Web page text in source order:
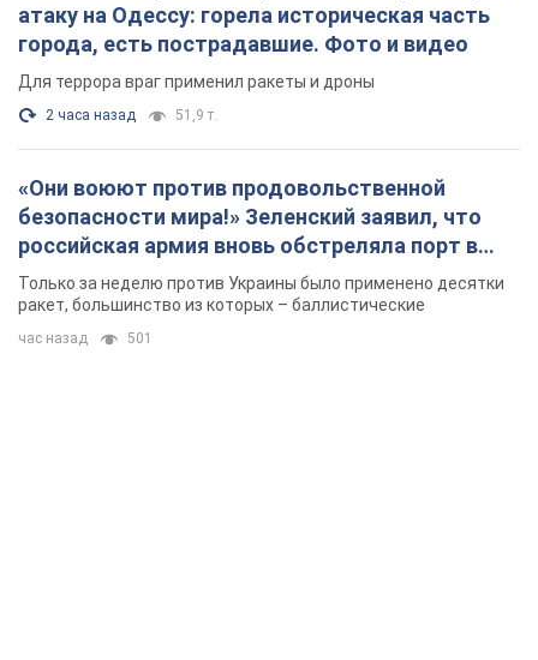
атаку на Одессу: горела историческая часть
города, есть пострадавшие. Фото и видео
Для террора враг применил ракеты и дроны
2 часа назад 51,9 т.
«Они воюют против продовольственной
безопасности мира!» Зеленский заявил, что
российская армия вновь обстреляла порт в
Одессе
Только за неделю против Украины было применено десятки
ракет, большинство из которых – баллистические
час назад 501